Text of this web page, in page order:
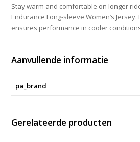
Stay warm and comfortable on longer
Endurance Long-sleeve Women’s
ensures performance in cooler
Aanvullende informatie
pa_brand
Gerelateerde producten